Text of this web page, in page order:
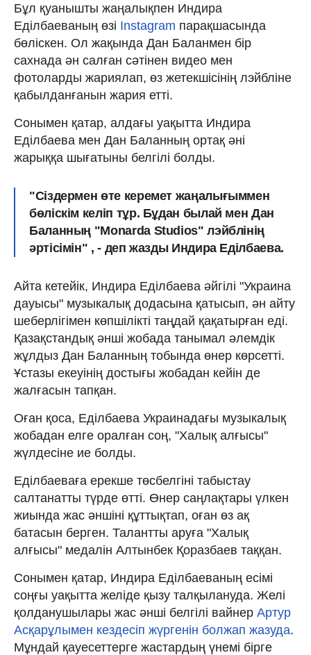
Бұл қуанышты жаңалықпен Индира
Еділбаеваның өзі Instagram парақшасында
бөліскен. Ол жақында Дан Баланмен бір
сахнада ән салған сәтінен видео мен
фотоларды жариялап, өз жетекшісінің лэйбліне
қабылданғанын жария етті.
Сонымен қатар, алдағы уақытта Индира
Еділбаева мен Дан Баланның ортақ әні
жарыққа шығатыны белгілі болды.
"Сіздермен өте керемет жаңалығыммен
бөліскім келіп тұр. Бұдан былай мен Дан
Баланның "Monarda Studios" лэйблінің
әртісімін" , - деп жазды Индира Еділбаева.
Айта кетейік, Индира Еділбаева әйгілі "Украина
дауысы" музыкалық додасына қатысып, ән айту
шеберлігімен көпшілікті таңдай қақатырған еді.
Қазақстандық әнші жобада танымал әлемдік
жұлдыз Дан Баланның тобында өнер көрсетті.
Ұстазы екеуінің достығы жобадан кейін де
жалғасын тапқан.
Оған қоса, Еділбаева Украинадағы музыкалық
жобадан елге оралған соң, "Халық алғысы"
жүлдесіне ие болды.
Еділбаеваға ерекше төсбелгіні табыстау
салтанатты түрде өтті. Өнер саңлақтары үлкен
жиында жас әншіні құттықтап, оған өз ақ
батасын берген. Талантты аруға "Халық
алғысы" медалін Алтынбек Қоразбаев таққан.
Сонымен қатар, Индира Еділбаеваның есімі
соңғы уақытта желіде қызу талқылануда. Желі
қолданушылары жас әнші белгілі вайнер Артур
Асқарұлымен кездесіп жүргенін болжап жазуда.
Мұндай қауесеттерге жастардың үнемі бірге